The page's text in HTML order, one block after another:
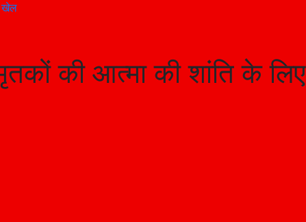
खेल
की आत्मा की शांति के लिए